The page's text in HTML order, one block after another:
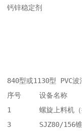
钙锌稳定剂	           20000	6%
840型或1130型 PVC波
序号	设备名称	               数量	分项价格 (元)
1	螺旋上料机（挤出机上料用）	1台	面议
3	SJZ80/156锥形双螺杆挤出机	1台	面议